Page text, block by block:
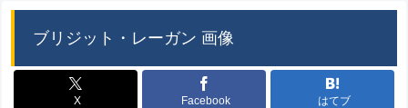
ブリジット・レーガン 画像
X Facebook はてブ